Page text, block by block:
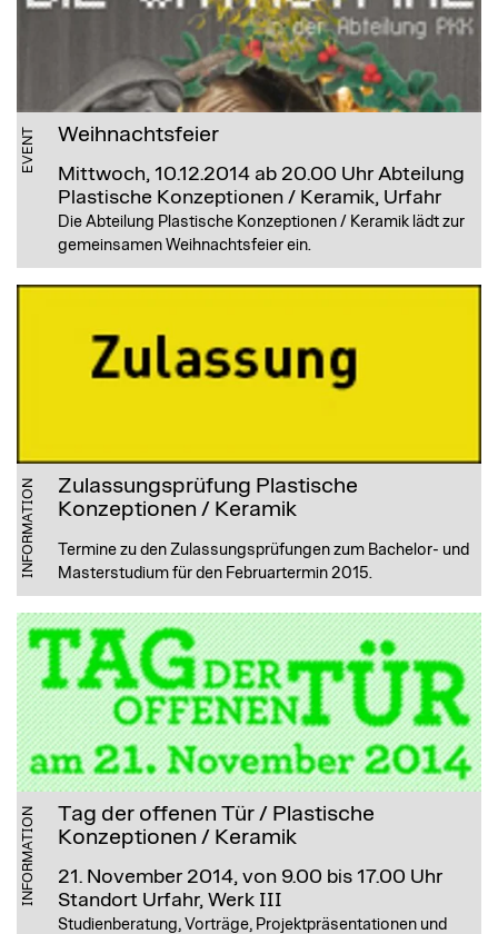
EVENT Weihnachtsfeier
Mittwoch, 10.12.2014 ab 20.00 Uhr Abteilung
Plastische Konzeptionen / Keramik, Urfahr
Die Abteilung Plastische Konzeptionen / Keramik lädt zur
gemeinsamen Weihnachtsfeier ein.
INFORMATION
Zulassungsprüfung Plastische
Konzeptionen / Keramik
Termine zu den Zulassungsprüfungen zum Bachelor- und
Masterstudium für den Februartermin 2015.
INFORMATION
Tag der offenen Tür / Plastische
Konzeptionen / Keramik
21. November 2014, von 9.00 bis 17.00 Uhr
Standort Urfahr, Werk III
Studienberatung, Vorträge, Projektpräsentationen und